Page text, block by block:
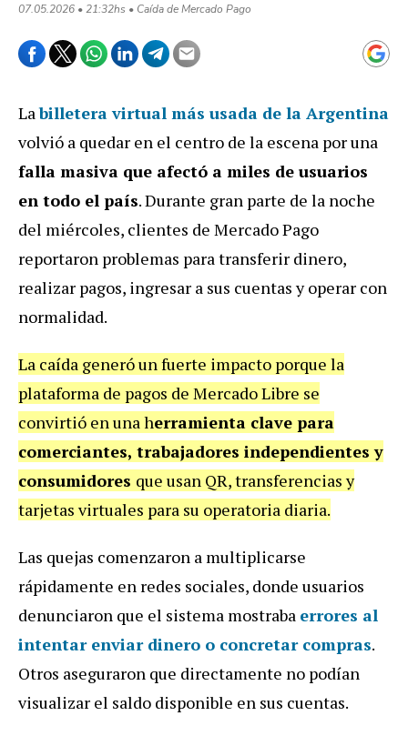
07.05.2026 • 21:32hs • Caída de Mercado Pago
Labilletera virtual más usada de la Argentina
volvió a quedar en el centro de la escena por una
falla masiva que afectó a miles de usuarios
en todo el país. Durante gran parte de la noche
del miércoles, clientes de Mercado Pago
reportaron problemas para transferir dinero,
realizar pagos, ingresar a sus cuentas y operar con
normalidad.
La caída generó un fuerte impacto porque la
plataforma de pagos de Mercado Libre se
convirtió en una herramienta clave para
comerciantes, trabajadores independientes y
consumidores que usan QR, transferencias y
tarjetas virtuales para su operatoria diaria.
Las quejas comenzaron a multiplicarse
rápidamente en redes sociales, donde usuarios
denunciaron que el sistema mostraba errores al
intentar enviar dinero o concretar compras.
Otros aseguraron que directamente no podían
visualizar el saldo disponible en sus cuentas.